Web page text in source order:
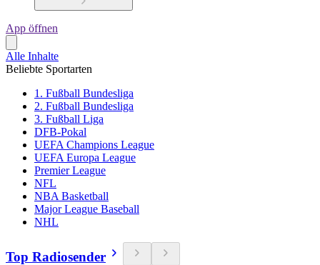
App öffnen
Alle Inhalte
Beliebte Sportarten
1. Fußball Bundesliga
2. Fußball Bundesliga
3. Fußball Liga
DFB-Pokal
UEFA Champions League
UEFA Europa League
Premier League
NFL
NBA Basketball
Major League Baseball
NHL
Top Radiosender